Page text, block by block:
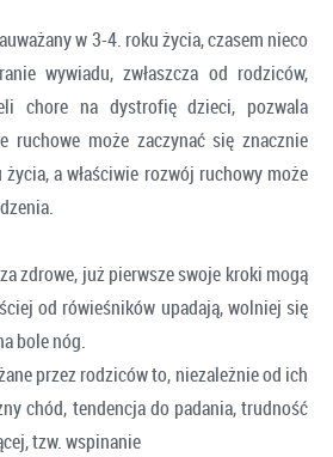
w 3-4. roku życia, czasem nieco
wywiadu, zwłaszcza od rodziców,
chore na dystrofię dzieci, pozwala
ruchowe może zaczynać się znacznie
a właściwie rozwój ruchowy może
zdrowe, już pierwsze swoje kroki mogą
od rówieśników upadają, wolniej się
bole nóg.
przez rodziców to, niezależnie od ich
chód, tendencja do padania, trudność
tzw. wspinanie